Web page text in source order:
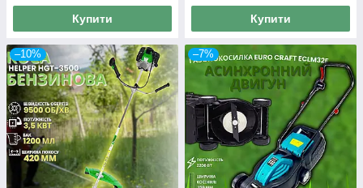
Купити Купити
–10% –7%